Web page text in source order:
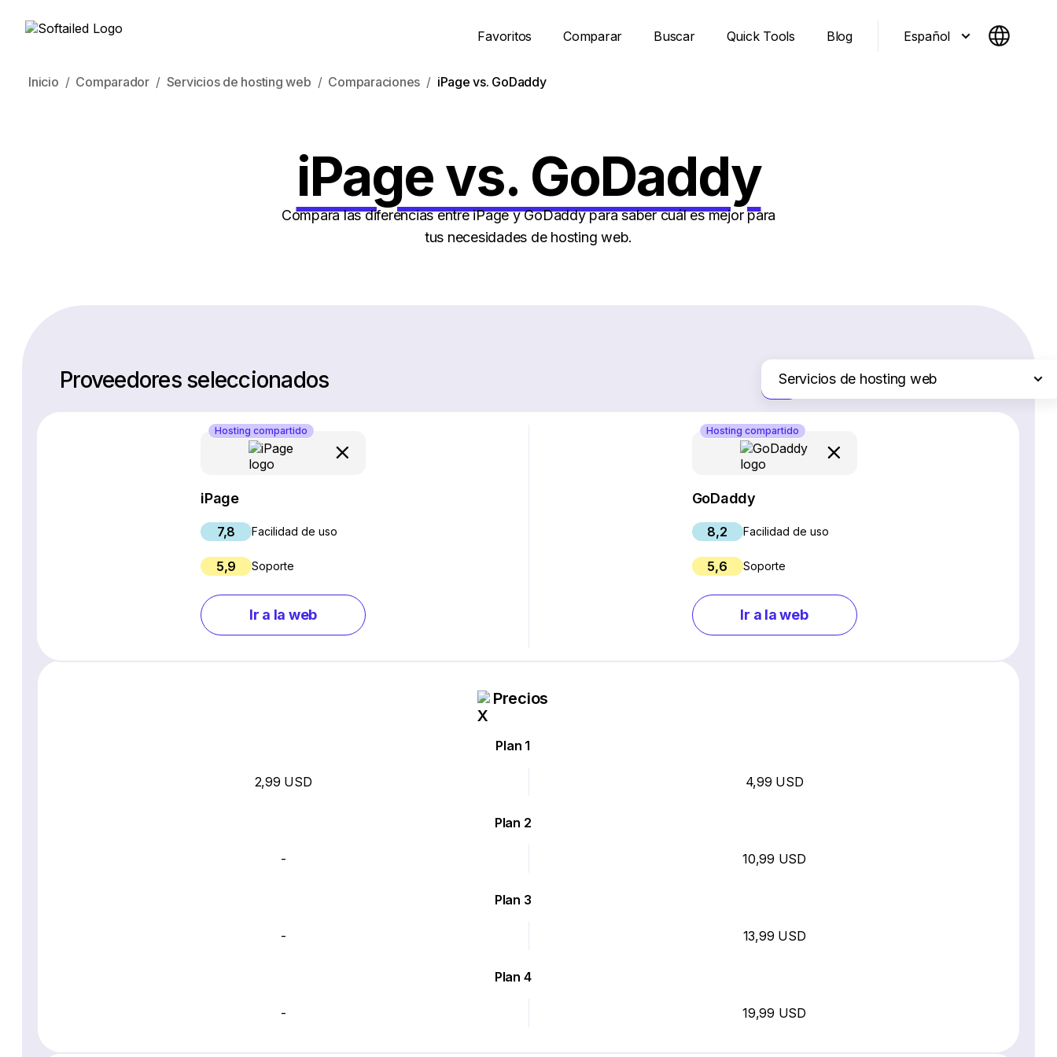
Favoritos Comparar Buscar Quick Tools Blog Español
Inicio Comparador Servicios de hosting web Comparaciones iPage vs. GoDaddy
iPage vs. GoDaddy
Compara las diferencias entre iPage y GoDaddy para saber cuál es mejor para
tus necesidades de hosting web.
Proveedores seleccionados Servicios de hosting web
Plataformas de comercio electrónico
Software de gestión de proyectos
Chat en vivo y chatbots
Marketing por correo electrónico
Solo las diferencias
Hosting compartido
iPage
7,8 Facilidad de uso
5,9 Soporte
Ir a la web
Hosting compartido
GoDaddy
8,2 Facilidad de uso
5,6 Soporte
Ir a la web
Precios
Plan 1
2,99 USD 4,99 USD
Plan 2
- 10,99 USD
Plan 3
- 13,99 USD
Plan 4
- 19,99 USD